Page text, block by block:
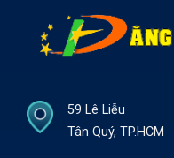
59 Lê Liễu
Tân Quý, TP.HCM